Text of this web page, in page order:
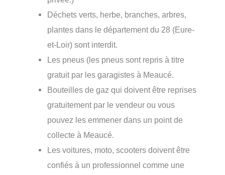
Déchets verts, herbe, branches, arbres,
plantes dans le département du 28 (Eure-
et-Loir) sont interdit.
Les pneus (les pneus sont repris à titre
gratuit par les garagistes à Meaucé.
Bouteilles de gaz qui doivent être reprises
gratuitement par le vendeur ou vous
pouvez les emmener dans un point de
collecte à Meaucé.
Les voitures, moto, scooters doivent être
confiés à un professionnel comme une